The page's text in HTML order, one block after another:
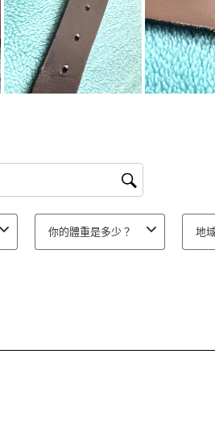
你的體重是多少？ 地